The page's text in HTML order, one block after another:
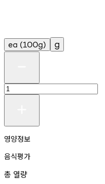
ea (100g) g
영양정보
음식평가
총 열량